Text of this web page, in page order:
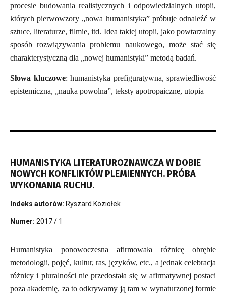
procesie budowania realistycznych i odpowiedzialnych utopii,
których pierwowzory „nowa humanistyka” próbuje odnaleźć w
sztuce, literaturze, filmie, itd. Idea takiej utopii, jako powtarzalny
sposób rozwiązywania problemu naukowego, może stać się
charakterystyczną dla „nowej humanistyki” metodą badań.
Słowa kluczowe: humanistyka prefiguratywna, sprawiedliwość
epistemiczna, „nauka powolna”, teksty apotropaiczne, utopia
HUMANISTYKA LITERATUROZNAWCZA W DOBIE
NOWYCH KONFLIKTÓW PLEMIENNYCH. PRÓBA
WYKONANIA RUCHU.
Indeks autorów: Ryszard Koziołek
Numer: 2017 / 1
Humanistyka ponowoczesna afirmowała różnicę obrębie
metodologii, pojęć, kultur, ras, języków, etc., a jednak celebracja
różnicy i pluralności nie przedostała się w afirmatywnej postaci
poza akademię, za to odkrywamy ją tam w wynaturzonej formie